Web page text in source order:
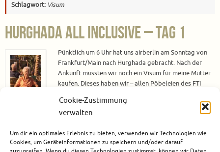
Cookie-Zustimmung
verwalten
Um dir ein optimales Erlebnis zu bieten, verwenden wir Technologien wie
Cookies, um Geräteinformationen zu speichern und/oder darauf
Schlagwort: Visum
Hurghada All Inclusive – Tag 1
Pünktlich um 6 Uhr hat uns airberlin am Sonntag von
Frankfurt/Main nach Hurghada gebracht. Nach der
Ankunft mussten wir noch ein Visum für meine Mutter
kaufen. Dieses haben wir – allen Pöbeleien des FTI
Dollar statt am FTI Schalter für 30 Euro gekauft. Ich
muss schon sagen, was dieser Herr von FTI so alles von
Weiterlesen